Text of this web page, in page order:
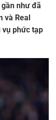
như đã
và Real
vụ phức tạp